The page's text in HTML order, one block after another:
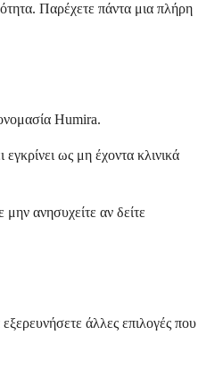
Παρέχετε πάντα μια πλήρη
Humira.
ως μη έχοντα κλινικά
ανησυχείτε αν δείτε
άλλες επιλογές που